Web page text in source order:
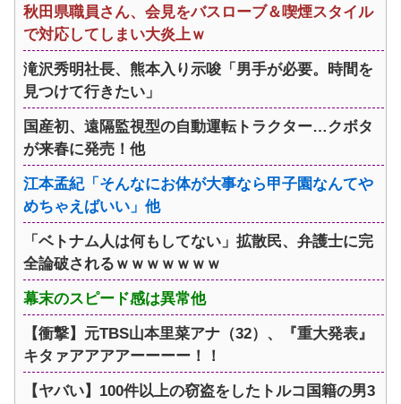
秋田県職員さん、会見をバスローブ＆喫煙スタイル
で対応してしまい大炎上ｗ
滝沢秀明社長、熊本入り示唆「男手が必要。時間を
見つけて行きたい」
国産初、遠隔監視型の自動運転トラクター…クボタ
が来春に発売！他
江本孟紀「そんなにお体が大事なら甲子園なんてや
めちゃえばいい」他
「ベトナム人は何もしてない」拡散民、弁護士に完
全論破されるｗｗｗｗｗｗｗ
幕末のスピード感は異常他
【衝撃】元TBS山本里菜アナ（32）、『重大発表』
キタァアアアアーーーー！！
【ヤバい】100件以上の窃盗をしたトルコ国籍の男3